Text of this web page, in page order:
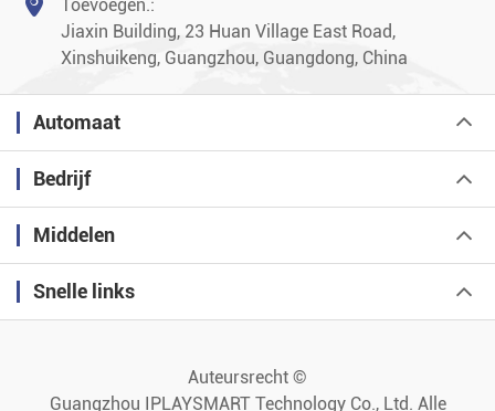

Toevoegen.:
Jiaxin Building, 23 Huan Village East Road,
Xinshuikeng, Guangzhou, Guangdong, China
Automaat
Bedrijf
Middelen
Snelle links
Auteursrecht ©
Guangzhou IPLAYSMART Technology Co., Ltd. Alle